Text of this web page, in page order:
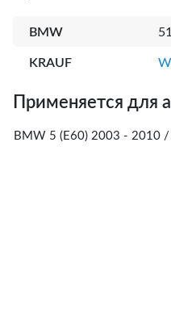
BMW
KRAUF
Применяется для
BMW 5 (E60) 2003 - 2010 /